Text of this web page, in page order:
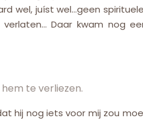
wel, juíst wel…geen
Daar kwam nog
te verliezen.
hij nog iets voor mij zou